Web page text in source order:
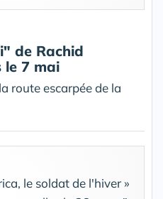
de Rachid
le 7 mai
route escarpée de la